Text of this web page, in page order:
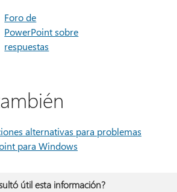
Foro de
PowerPoint sobre
respuestas
alternativas para problemas
para Windows
útil esta información?